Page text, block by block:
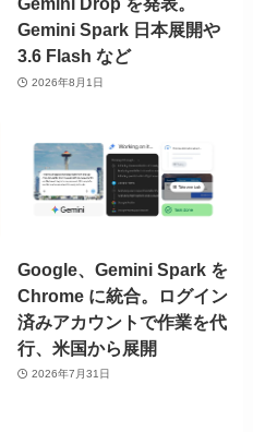
Gemini Spark 日本展開や
3.6 Flash など
2026年8月1日
Google、Gemini Spark を
Chrome に統合。ログイン
済みアカウントで作業を代
行、米国から展開
2026年7月31日